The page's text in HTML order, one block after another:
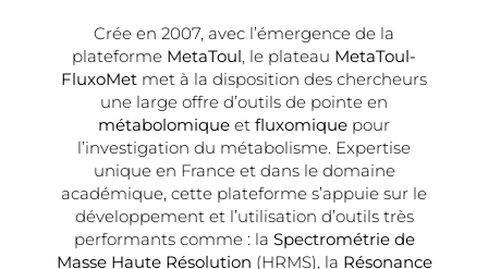
Crée en 2007, avec l’émergence de la
plateforme MetaToul, le plateau MetaToul-
FluxoMet met à la disposition des chercheurs
une large offre d’outils de pointe en
métabolomique et fluxomique pour
l’investigation du métabolisme. Expertise
unique en France et dans le domaine
académique, cette plateforme s’appuie sur le
développement et l’utilisation d’outils très
performants comme : la Spectrométrie de
Masse Haute Résolution (HRMS), la Résonance